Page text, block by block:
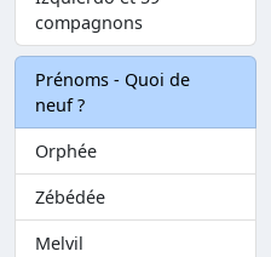
compagnons
Prénoms - Quoi de
neuf ?
Orphée
Zébédée
Melvil